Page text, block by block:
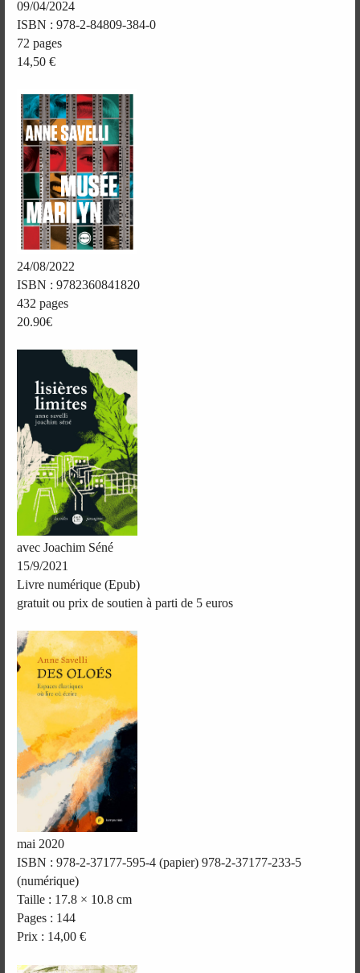
09/04/2024
ISBN : 978-2-84809-384-0
72 pages
14,50 €
24/08/2022
ISBN : 9782360841820
432 pages
20.90€
avec Joachim Séné
15/9/2021
Livre numérique (Epub)
gratuit ou prix de soutien à parti de 5 euros
mai 2020
ISBN : 978-2-37177-595-4 (papier) 978-2-37177-233-5
(numérique)
Taille : 17.8 × 10.8 cm
Pages : 144
Prix : 14,00 €